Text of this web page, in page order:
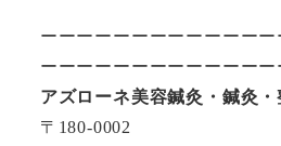
ーーーーーーーーーーーー
ーーーーーーーーーーーーー
アズローネ美容鍼灸・鍼灸
〒180-0002